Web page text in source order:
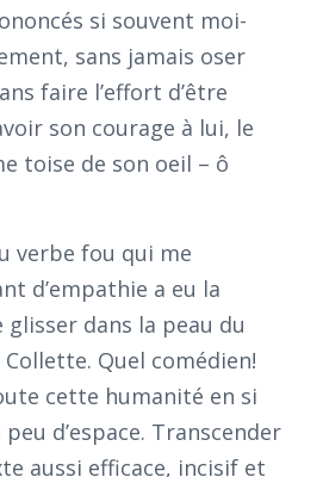
si souvent moi-
sans jamais oser
faire l’effort d’être
son courage à lui, le
toise de son oeil – ô
verbe fou qui me
d’empathie a eu la
glisser dans la peau du
Quel comédien!
cette humanité en si
d’espace. Transcender
aussi efficace, incisif et